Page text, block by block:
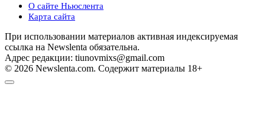
О сайте Ньюслента
Карта сайта
При использовании материалов активная индексируемая
ссылка на Newslenta обязательна.
Адрес редакции: tiunovmixs@gmail.com
© 2026 Newslenta.com. Содержит материалы 18+